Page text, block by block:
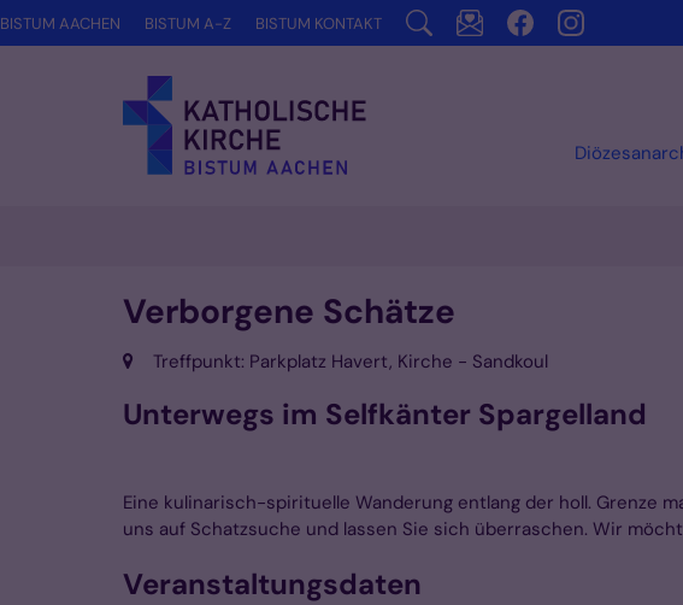
Zum Inhalt springen
BISTUM AACHEN BISTUM A-Z BISTUM KONTAKT
Verborgene Schätze
Ort: Treffpunkt: Parkplatz Havert, Kirche - Sandkoul
Unterwegs im Selfkänter Spargelland
Eine kulinarisch-spirituelle Wanderung entlang der holl. Grenze
uns auf Schatzsuche und lassen Sie sich überraschen. Wir
Veranstaltungsdaten